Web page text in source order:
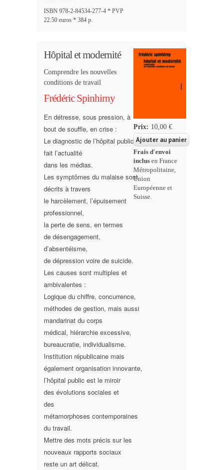
ISBN 978-2-84534-277-4 * PVP
22.50 euros * 384 p.
Hôpital et modernité
Comprendre les nouvelles
conditions de travail
Frédéric Spinhirny
En détresse, sous pression, à
bout de souffle, en crise :
Le diagnostic de l’hôpital public
fait l’actualité
dans les médias.
Les symptômes du malaise sont
décrits à travers
le harcèlement, l’épuisement
professionnel,
la perte de sens, en termes
de désengagement,
d’absentéisme,
de dépression voire de suicide.
L es causes sont multiples et
ambivalentes :
Logique du chiffre, concurrence,
méthodes de gestion, mais aussi
mandarinat du corps
médical, hiérarchie excessive,
bureaucratie, individualisme.
Institution républicaine mais
également organisation innovante,
l’hôpital public est le miroir
des évolutions sociales et
des
métamorphoses contemporaines
du travail.
Mettre des mots précis sur les
nouveaux rapports sociaux
reste un art délicat.
Prix: 10,00 €
Frais d'envoi
inclus en France
Métropolitaine,
Union
Européenne et
Suisse.